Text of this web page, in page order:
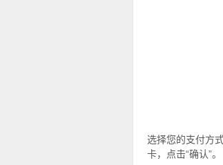
选择您的支付方
卡，点击“确认”。